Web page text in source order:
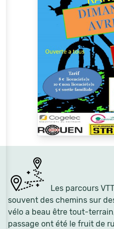
Les parcours
souvent des chemins sur
vélo a beau être tout-
passage ont été le fruit de